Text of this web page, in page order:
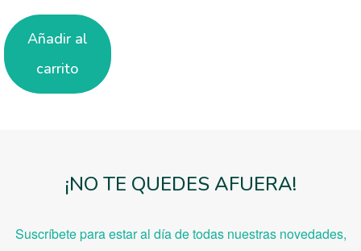
Añadir al
carrito
¡NO TE QUEDES AFUERA!
Suscríbete para estar al día de todas nuestras novedades,